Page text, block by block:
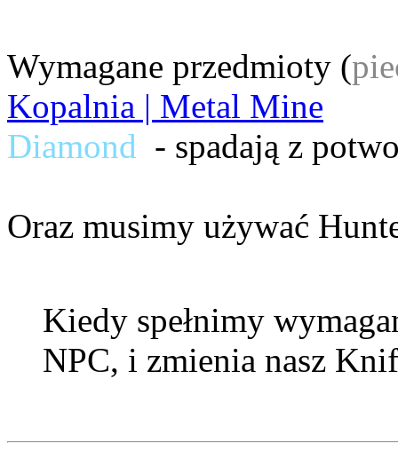
Wymagane przedmioty (
Kopalnia | Metal Mine
Diamond - spadają z
Oraz musimy używać
Kiedy spełnimy
NPC, i zmienia nasz